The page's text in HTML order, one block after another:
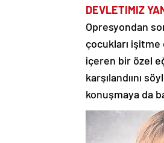
DEVLETIMIZ
Opresyondan
çocukları
içeren bir özel
karşılandıını
konuşmaya da